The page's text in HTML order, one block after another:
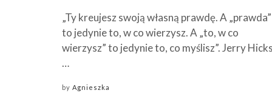
„Ty kreujesz swoją własną prawdę. A „prawda”
to jedynie to, w co wierzysz. A „to, w co
wierzysz” to jedynie to, co myślisz”. Jerry Hicks
…
by Agnieszka